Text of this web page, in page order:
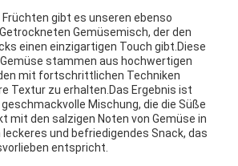
Früchten gibt es unseren ebenso
Gemüsemisch, der den
einen einzigartigen Touch gibt.Diese
stammen aus hochwertigen
mit fortschrittlichen Techniken
Textur zu erhalten.Das Ergebnis ist
Mischung, die die Süße
mit den salzigen Noten von Gemüse in
leckeres und befriedigendes Snack, das
entspricht.